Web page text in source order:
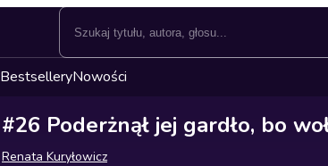
BestselleryNowości
#26 Poderżnął jej gardło, bo
Renata Kuryłowicz